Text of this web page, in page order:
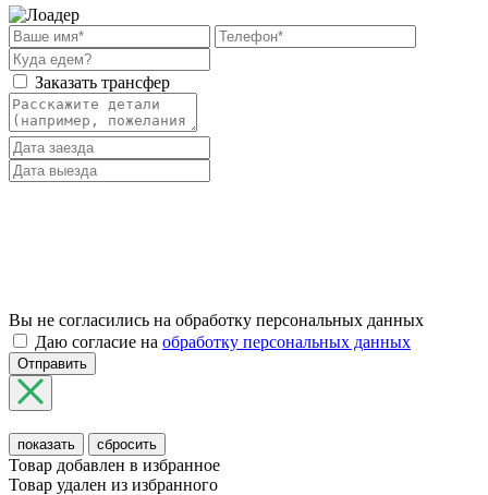
Заказать трансфер
Вы не согласились на обработку персональных данных
Даю согласие на обработку персональных данных
Отправить
показать сбросить
Товар добавлен в избранное
Товар удален из избранного